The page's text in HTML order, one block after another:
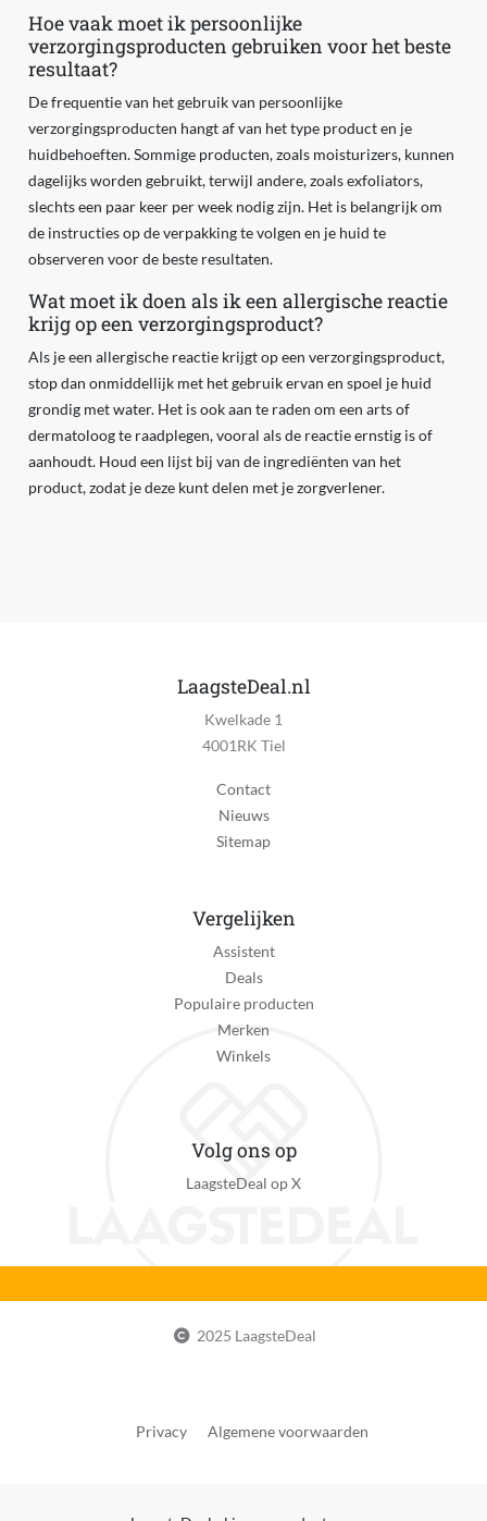
Hoe vaak moet ik persoonlijke
verzorgingsproducten gebruiken voor het beste
resultaat?
De frequentie van het gebruik van persoonlijke
verzorgingsproducten hangt af van het type product en je
huidbehoeften. Sommige producten, zoals moisturizers, kunnen
dagelijks worden gebruikt, terwijl andere, zoals exfoliators,
slechts een paar keer per week nodig zijn. Het is belangrijk om
de instructies op de verpakking te volgen en je huid te
observeren voor de beste resultaten.
Wat moet ik doen als ik een allergische reactie
krijg op een verzorgingsproduct?
Als je een allergische reactie krijgt op een verzorgingsproduct,
stop dan onmiddellijk met het gebruik ervan en spoel je huid
grondig met water. Het is ook aan te raden om een arts of
dermatoloog te raadplegen, vooral als de reactie ernstig is of
aanhoudt. Houd een lijst bij van de ingrediënten van het
product, zodat je deze kunt delen met je zorgverlener.
LaagsteDeal.nl
Kwelkade 1
4001RK Tiel
Contact
Nieuws
Sitemap
Vergelijken
Assistent
Deals
Populaire producten
Merken
Winkels
Volg ons op
LaagsteDeal op X
2025 LaagsteDeal
Privacy Algemene voorwaarden